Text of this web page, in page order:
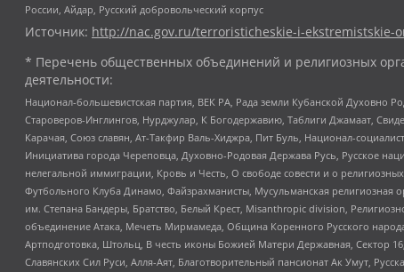
России, Айдар, Русский добровольческий корпус
Источник: http://nac.gov.ru/terroristicheskie-i-ekstremistskie-
* Перечень общественных объединений и религиозных
деятельности:
Национал-большевистская партия, ВЕК РА, Рада земли Кубанской
Староверов-Инглингов, Нурджулар, К Богодержавию, Таблиги Джамаат,
Карачая, Союз славян, Ат-Такфир Валь-Хиджра, Пит Буль, Национал-
Инициатива города Череповца, Духовно-Родовая Держава Русь, Русское
нелегальной иммиграции, Кровь и Честь, О свободе совести и о
Футбольного Клуба Динамо, Файзрахманисты, Мусульманская религиозная
им. Степана Бандеры, Братство, Белый Крест, Misanthropic division,
объединение Атака, Мечеть Мирмамеда, Община Коренного Русского
Артподготовка, Штольц, В честь иконы Божией Матери Державная, Сектор
Славянских Сил Руси, Алля-Аят, Благотворительный пансионат Ак Умут,